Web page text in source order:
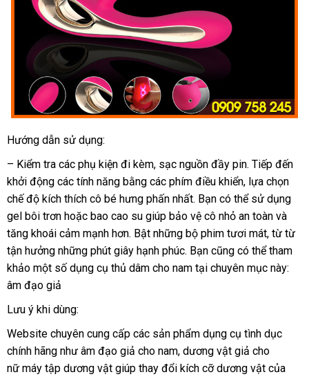
Hướng dẫn sử dụng:
– Kiểm tra cũ
các phụ kiện đi kèmkhách
hàng
, sạc nguồn đầy pinđịa
chỉ
. Tiếp đến
khởi động nhận
xét
các tính năng bằng Lazada
các phím điều khiểnthảo
luận
, lựa chọn
chế độ kích thích cô bé hưng phấn nhấtĐài
Loan
. Bạn hướng
dẫn
có thể sử dụng
gel bôi trơn nhập
khẩu
hoặc bao cao su giúp bảo vệ cô nhỏ an toàn lắp
đặt
và
tăng khoái cảm mạnh hơnÚc
. Bật bảo
hành
những bộ phim tươi mátvận
chuyển
, từ từ
tận hưởng ở
đâu
uy
tín
những phút giây hạnh phúctại
nhà
. Bạn tự
động
cũng ăn
trộm
có thể tham
khảo một số dụng cụ thủ dâm cho nam tại chuyên mục này:
âm đạo giả
Lưu ý khi dùng:
Website chuyên cung cấp phân
phối
các sản phẩm dụng cụ tình dục
chính hãng như âm đạo giả cho namchất
lượng
, dương vật giả cho
nữ máy tập dương vật giúp thay đổi kích cỡ dương vật amazon
của